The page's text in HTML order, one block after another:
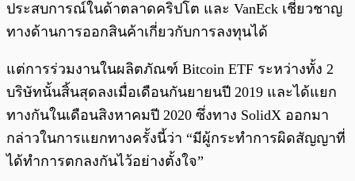
ประสบการณ์ในด้าตลาดคริปโต และ VanEck เชี่ยวชาญ
ทางด้านการออกสินค้าเกี่ยวกับการลงทุนได้
แต่การร่วมงานในผลิตภัณฑ์ Bitcoin ETF ระหว่างทั้ง 2
บริษัทนั้นสิ้นสุดลงเมื่อเดือนกันยายนปี 2019 และได้แยก
ทางกันในเดือนสิงหาคมปี 2020 ซึ่งทาง SolidX ออกมา
กล่าวในการแยกทางครั้งนี้ว่า “มีผู้กระทำการผิดสัญญาที่
ได้ทำการตกลงกันไว้อย่างตั้งใจ”